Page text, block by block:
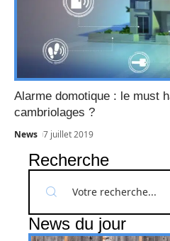
Alarme domotique : le must
cambriolages ?
News 7 juillet 2019
Recherche
News du jour